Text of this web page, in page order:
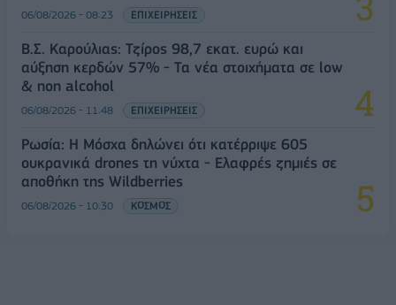
06/08/2026 - 08:23 ΕΠΙΧΕΙΡΗΣΕΙΣ
Β.Σ. Καρούλιας: Τζίρος 98,7 εκατ. ευρώ και
αύξηση κερδών 57% - Τα νέα στοιχήματα σε low
& non alcohol
06/08/2026 - 11:48 ΕΠΙΧΕΙΡΗΣΕΙΣ
Ρωσία: Η Μόσχα δηλώνει ότι κατέρριψε 605
ουκρανικά drones τη νύχτα - Ελαφρές ζημιές σε
αποθήκη της Wildberries
06/08/2026 - 10:30 ΚΟΣΜΟΣ